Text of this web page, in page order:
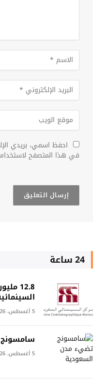
احفظ اسمي، بريدي
في هذا المتصفح
24 ساعة
12.8
5 أغسطس، 2026 | 22:02
5 أغسطس، 2026 | 21:18